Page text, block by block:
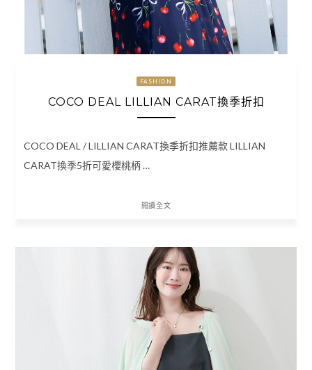
FASHION
COCO DEAL LILLIAN CARAT換季折扣
COCO DEAL / LILLIAN CARAT換季折扣推薦款 LILLIAN
CARAT換季5折可愛櫻桃柄 …
閱讀全文